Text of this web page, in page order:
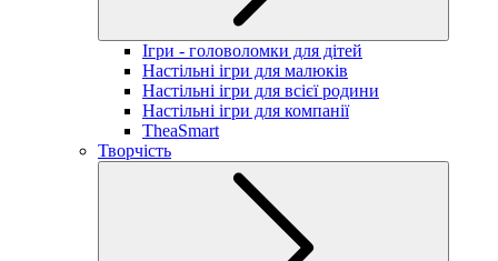
Ігри - головоломки для дітей
Настільні ігри для малюків
Настільні ігри для всієї родини
Настільні ігри для компанії
TheaSmart
Творчість